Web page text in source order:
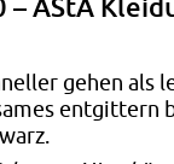
– AStA
gehen als
ent­git­tern